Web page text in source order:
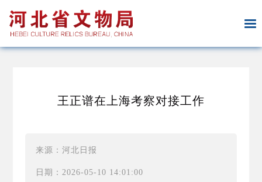
王正谱在上海考察对接工作
来源：河北日报
日期：2026-05-10 14:01:00